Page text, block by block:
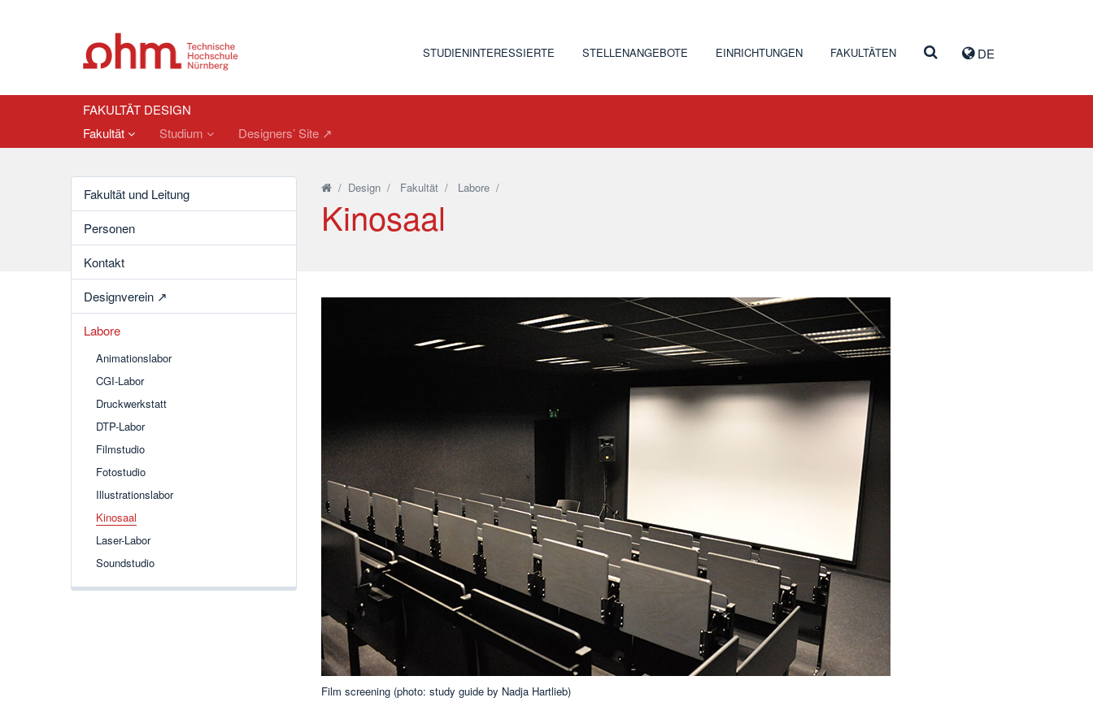
DE
STUDIENINTERESSIERTE STELLENANGEBOTE EINRICHTUNGEN FAKULTÄTEN
FAKULTÄT DESIGN
Fakultät
Studium Designers’ Site ↗︎
Fakultät und Leitung
Personen
Kontakt
Designverein ↗︎
Labore
Animationslabor
CGI-Labor
Druckwerkstatt
DTP-Labor
Filmstudio
Fotostudio
Illustrationslabor
Kinosaal
Laser-Labor
Soundstudio
/ Design/ Fakultät/ Labore/
Kinosaal
Film screening (photo: study guide by Nadja Hartlieb)